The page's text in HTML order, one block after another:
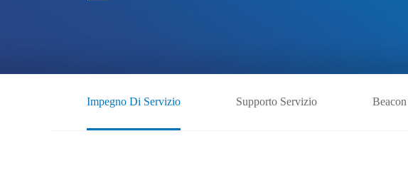
Visualizzazione diagnostica
Schermo chirurgico
Soluzione per sala operatoria
Soluzione intelligente del
Impegno Di Servizio Supporto Servizio